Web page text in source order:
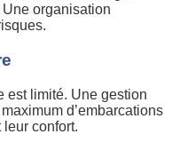
organisation
est limité. Une gestion
d’embarcations
confort.